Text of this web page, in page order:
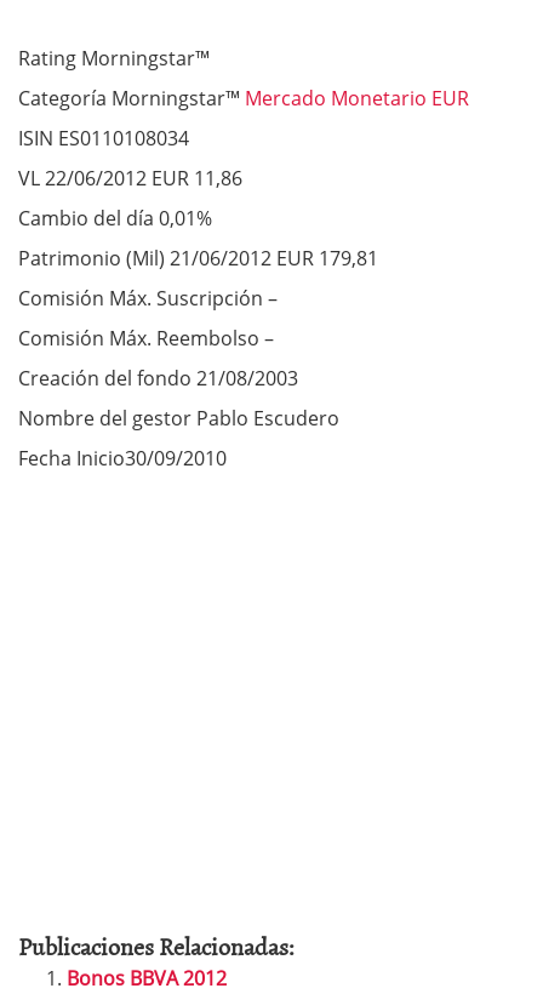
Rating Morningstar™
Categoría Morningstar™ Mercado Monetario EUR
ISIN ES0110108034
VL 22/06/2012 EUR 11,86
Cambio del día 0,01%
Patrimonio (Mil) 21/06/2012 EUR 179,81
Comisión Máx. Suscripción –
Comisión Máx. Reembolso –
Creación del fondo 21/08/2003
Nombre del gestor Pablo Escudero
Fecha Inicio30/09/2010
Publicaciones Relacionadas:
Bonos BBVA 2012